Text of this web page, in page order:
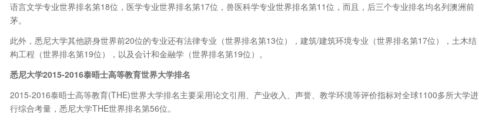
语言文学专业世界排名第18位，医学专业世界排名第17位，兽医科学专业世界排名第11位，而且，后三个专业排名均名列澳洲前
茅。
此外，悉尼大学其他跻身世界前20位的专业还有法律专业（世界排名第13位），建筑/建筑环境专业（世界排名第17位），土木结
构工程（世界排名第19位），以及会计和金融学（世界排名第19位）。
悉尼大学2015-2016泰晤士高等教育世界大学排名
2015-2016泰晤士高等教育(THE)世界大学排名主要采用论文引用、产业收入、声誉、教学环境等评价指标对全球1100多所大学进
行综合考量，悉尼大学THE世界排名第56位。